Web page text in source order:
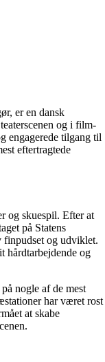
er en dansk
og i film-
engagerede tilgang til
eftertragtede
og skuespil. Efter at
på Statens
finpudset og udviklet.
hårdtarbejdende og
nogle af de mest
har været rost
at skabe